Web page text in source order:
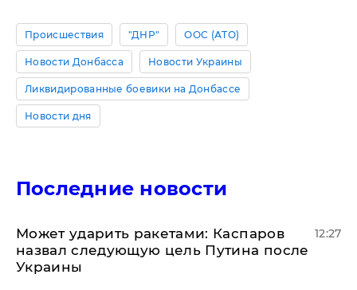
Происшествия "ДНР" ООС (АТО)
Новости Донбасса Новости Украины
Ликвидированные боевики на Донбассе
Новости дня
Последние новости
Может ударить ракетами: Каспаров
назвал следующую цель Путина после
Украины
12:27